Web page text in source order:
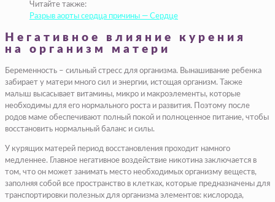
Читайте также:
Разрыв аорты сердца причины — Сердце
Негативное влияние курения
на организм матери
Беременность – сильный стресс для организма. Вынашивание ребенка
забирает у матери много сил и энергии, истощая организм. Также
малыш высасывает витамины, микро и макроэлементы, которые
необходимы для его нормального роста и развития. Поэтому после
родов маме обеспечивают полный покой и полноценное питание, чтобы
восстановить нормальный баланс и силы.
У курящих матерей период восстановления проходит намного
медленнее. Главное негативное воздействие никотина заключается в
том, что он может занимать место необходимых организму веществ,
заполняя собой все пространство в клетках, которые предназначены для
транспортировки полезных для организма элементов: кислорода,